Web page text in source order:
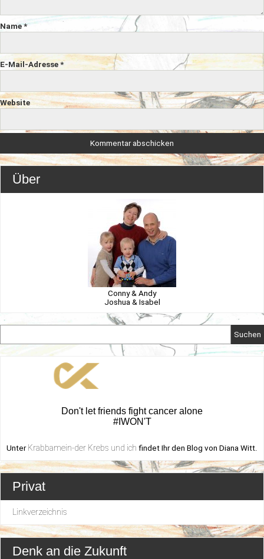
Name*
E-Mail-Adresse *
Website
Über
Conny & Andy
Joshua & Isabel
Suchen
Don't let friends fight cancer alone
#IWON'T
Unter Krabbamein-der Krebs und ich findet Ihr den Blog von Diana Witt.
Privat
Linkverzeichnis
Denk an die Zukunft